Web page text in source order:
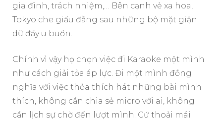
gia đình, trách nhiệm,… Bên cạnh vẻ xa hoa,
Tokyo che giấu đằng sau những bộ mặt giận
dữ đầy u buồn.
Chính vì vậy họ chọn việc đi Karaoke một mình
như cách giải tỏa áp lực. Đi một mình đồng
nghĩa với việc thỏa thích hát những bài mình
thích, không cần chia sẻ micro với ai, không
cần lịch sự chờ đến lượt mình. Cứ thoải mái